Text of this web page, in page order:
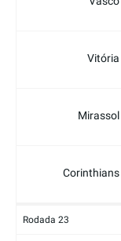
Vitória
Mirassol
Corinthians
Rodada 23